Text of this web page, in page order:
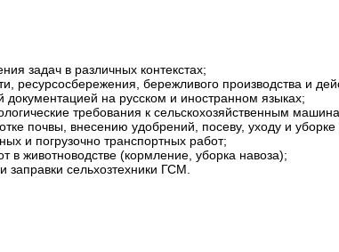
задач в различных контекстах;
ресурсосбережения, бережливого производства и
на русском и иностранном языках;
требования к сельскохозяйственным
почвы, внесению удобрений, посеву, уходу и уборке
и погрузочно транспортных работ;
в животноводстве (кормление, уборка навоза);
заправки сельхозтехники ГСМ.